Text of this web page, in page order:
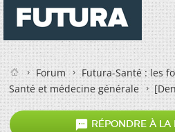
Forum
Futura-Santé : les
Santé et médecine générale
 RÉPONDRE À LA